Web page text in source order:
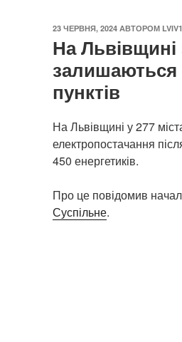
ОПУБЛІКОВАНО
23 ЧЕРВНЯ, 2024 АВТОРОМ
На
залишаються
пунктів
На Львівщині у 277
електропостачання
450 енергетиків.
Про це повідомив
Суспільне.